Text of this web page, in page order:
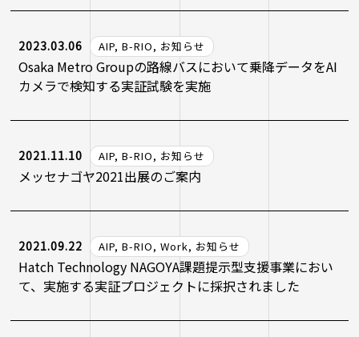
2023.03.06 AIP, B-RIO, お知らせ
Osaka Metro Groupの路線バスにおいて乗降データをAI
カメラで検知する実証試験を実施
2021.11.10 AIP, B-RIO, お知らせ
メッセナゴヤ2021出展のご案内
2021.09.22 AIP, B-RIO, Work, お知らせ
Hatch Technology NAGOYA課題提示型支援事業におい
て、実施する実証プロジェクトに採択されました